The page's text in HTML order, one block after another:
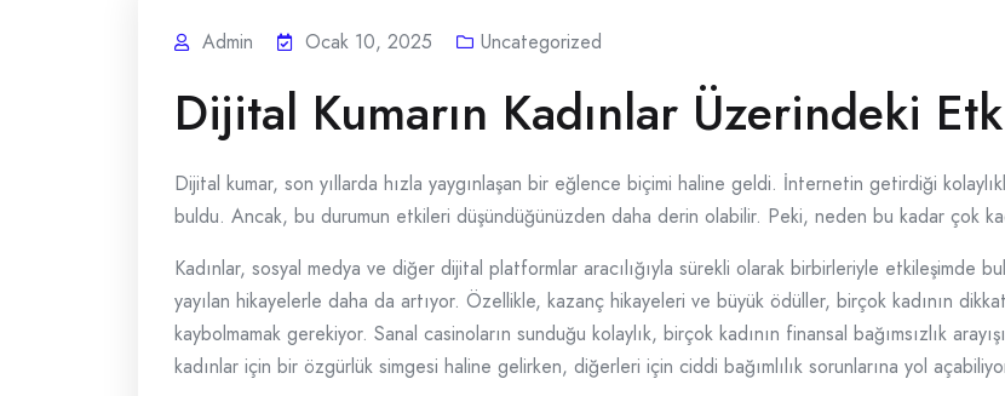
Admin Ocak 10, 2025 Uncategorized
Dijital Kumarın Kadınlar Üzerindeki
Dijital kumar, son yıllarda hızla yaygınlaşan bir eğlence biçimi haline geldi. İnternetin getirdiği
buldu. Ancak, bu durumun etkileri düşündüğünüzden daha derin olabilir. Peki, neden bu kadar çok
Kadınlar, sosyal medya ve diğer dijital platformlar aracılığıyla sürekli olarak birbirleriyle etkileşimde
yayılan hikayelerle daha da artıyor. Özellikle, kazanç hikayeleri ve büyük ödüller, birçok kadının
kaybolmamak gerekiyor. Sanal casinoların sunduğu kolaylık, birçok kadının finansal bağımsızlık
kadınlar için bir özgürlük simgesi haline gelirken, diğerleri için ciddi bağımlılık sorunlarına yol